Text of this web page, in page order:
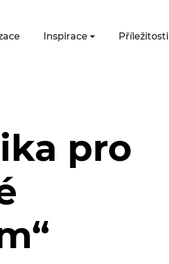
Inspirace Příležitosti
pro